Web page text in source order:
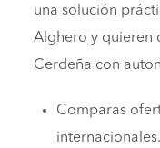
una solución
Alghero y quieren
Cerdeña con
Comparas
internacionales.